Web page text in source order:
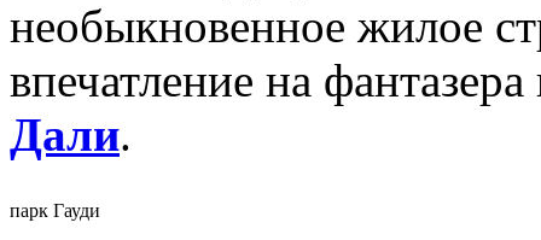
необыкновенное жилое
впечатление на
Дали.
парк Гауди